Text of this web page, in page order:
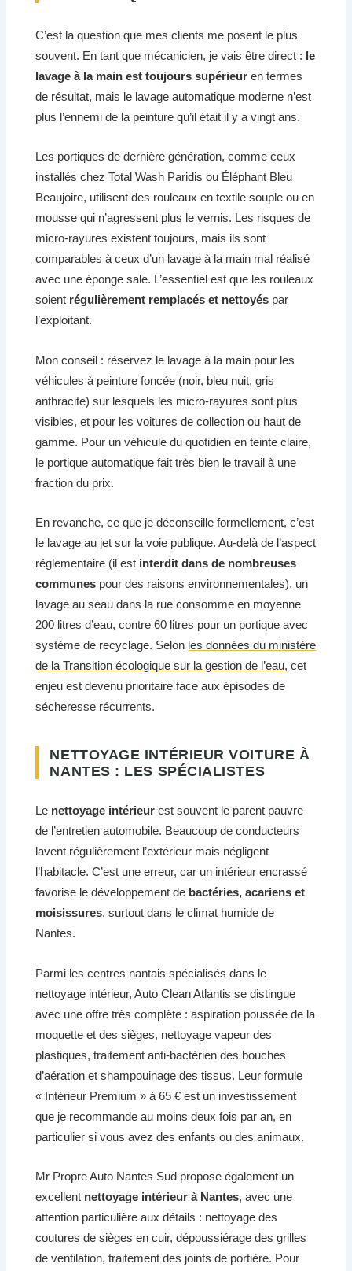
C’est la question que mes clients me posent le plus
souvent. En tant que mécanicien, je vais être direct : le
lavage à la main est toujours supérieur en termes
de résultat, mais le lavage automatique moderne n’est
plus l’ennemi de la peinture qu’il était il y a vingt ans.
Les portiques de dernière génération, comme ceux
installés chez Total Wash Paridis ou Éléphant Bleu
Beaujoire, utilisent des rouleaux en textile souple ou en
mousse qui n’agressent plus le vernis. Les risques de
micro-rayures existent toujours, mais ils sont
comparables à ceux d’un lavage à la main mal réalisé
avec une éponge sale. L’essentiel est que les rouleaux
soient régulièrement remplacés et nettoyés par
l’exploitant.
Mon conseil : réservez le lavage à la main pour les
véhicules à peinture foncée (noir, bleu nuit, gris
anthracite) sur lesquels les micro-rayures sont plus
visibles, et pour les voitures de collection ou haut de
gamme. Pour un véhicule du quotidien en teinte claire,
le portique automatique fait très bien le travail à une
fraction du prix.
En revanche, ce que je déconseille formellement, c’est
le lavage au jet sur la voie publique. Au-delà de l’aspect
réglementaire (il est interdit dans de nombreuses
communes pour des raisons environnementales), un
lavage au seau dans la rue consomme en moyenne
200 litres d’eau, contre 60 litres pour un portique avec
système de recyclage. Selon les données du ministère
de la Transition écologique sur la gestion de l’eau, cet
enjeu est devenu prioritaire face aux épisodes de
sécheresse récurrents.
NETTOYAGE INTÉRIEUR VOITURE À
NANTES : LES SPÉCIALISTES
Le nettoyage intérieur est souvent le parent pauvre
de l’entretien automobile. Beaucoup de conducteurs
lavent régulièrement l’extérieur mais négligent
l’habitacle. C’est une erreur, car un intérieur encrassé
favorise le développement de bactéries, acariens et
moisissures, surtout dans le climat humide de
Nantes.
Parmi les centres nantais spécialisés dans le
nettoyage intérieur, Auto Clean Atlantis se distingue
avec une offre très complète : aspiration poussée de la
moquette et des sièges, nettoyage vapeur des
plastiques, traitement anti-bactérien des bouches
d’aération et shampouinage des tissus. Leur formule
« Intérieur Premium » à 65 € est un investissement
que je recommande au moins deux fois par an, en
particulier si vous avez des enfants ou des animaux.
Mr Propre Auto Nantes Sud propose également un
excellent nettoyage intérieur à Nantes, avec une
attention particulière aux détails : nettoyage des
coutures de sièges en cuir, dépoussiérage des grilles
de ventilation, traitement des joints de portière. Pour